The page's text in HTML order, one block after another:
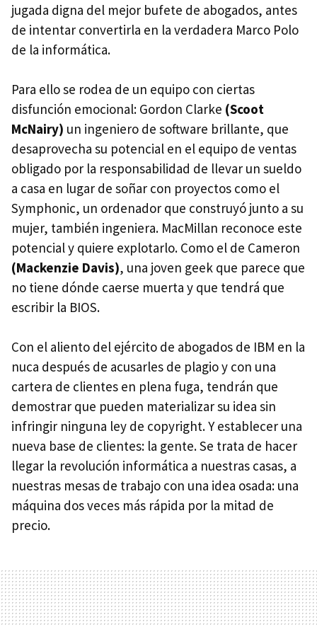
jugada digna del mejor bufete de abogados, antes
de intentar convertirla en la verdadera Marco Polo
de la informática.
Para ello se rodea de un equipo con ciertas
disfunción emocional: Gordon Clarke (Scoot
McNairy) un ingeniero de software brillante, que
desaprovecha su potencial en el equipo de ventas
obligado por la responsabilidad de llevar un sueldo
a casa en lugar de soñar con proyectos como el
Symphonic, un ordenador que construyó junto a su
mujer, también ingeniera. MacMillan reconoce este
potencial y quiere explotarlo. Como el de Cameron
(Mackenzie Davis), una joven geek que parece que
no tiene dónde caerse muerta y que tendrá que
escribir la BIOS.
Con el aliento del ejército de abogados de IBM en la
nuca después de acusarles de plagio y con una
cartera de clientes en plena fuga, tendrán que
demostrar que pueden materializar su idea sin
infringir ninguna ley de copyright. Y establecer una
nueva base de clientes: la gente. Se trata de hacer
llegar la revolución informática a nuestras casas, a
nuestras mesas de trabajo con una idea osada: una
máquina dos veces más rápida por la mitad de
precio.